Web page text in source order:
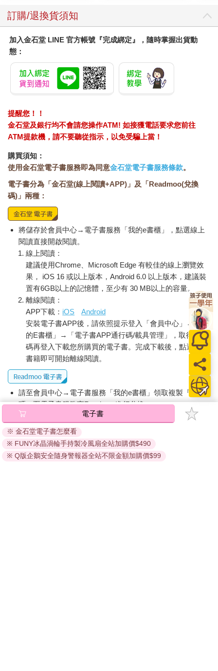
訂購/退換貨須知
加入金石堂 LINE 官方帳號『完成綁定』，隨時掌握出貨動
態：
提醒您！！
金石堂及銀行均不會請您操作ATM! 如接獲電話要求您前往
ATM提款機，請不要聽從指示，以免受騙上當！
購買須知：
使用金石堂電子書服務即為同意金石堂電子書服務條款。
電子書分為「金石堂(線上閱讀+APP)」及「Readmoo(兌換
碼)」兩種：
將儲存於會員中心→電子書服務「我的e書櫃」，點選線上
閱讀直接開啟閱讀。
線上閱讀：
建議使用Chrome、Microsoft Edge 有較佳的線上瀏覽效
果， iOS 16 或以上版本，Android 6.0 以上版本，建議裝
置有6GB以上的記憶體，至少有 30 MB以上的容量。
離線閱讀：
APP下載： iOS
Android
安裝電子書APP後，請依照提示登入「會員中心」→「我
的E書櫃」→「電子書APP通行碼/載具管理」，取得通行
碼再登入下載您所購買的電子書。完成下載後，點選任一
書籍即可開始離線閱讀。
請至會員中心→電子書服務「我的e書櫃」領取複製『兌換
碼』至電子書服務商Readmoo進行兌換。
退換貨須知：
因版權保護，您在金石堂所購買的電子書僅能以金石堂專屬
的閱讀軟體開啟閱讀，無法以其他閱讀器或直接下載檔案。
依據「消費者保護法」第19條及行政院消費者保護處公告之
電子書
※ 金石堂電子書怎麼看
※ FUNY冰晶渦輪手持製冷風扇全站加購價$490
※ Q版企鵝安全隨身警報器全站不限金額加購價$99